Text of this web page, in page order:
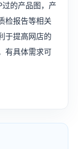
的产品图，产
检报告等相关
于提高网店的
有具体需求可